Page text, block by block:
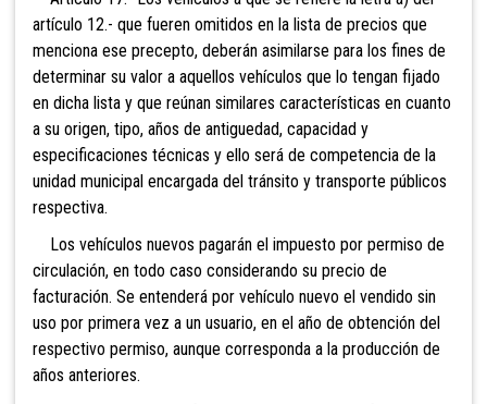
artículo 12.- que fueren omitidos en la lista de precios que
menciona ese precepto, deberán asimilarse para los fines de
determinar su valor a aquellos vehículos que lo tengan fijado
en dicha lista y que reúnan similares características en cuanto
a su origen, tipo, años de antiguedad, capacidad y
especificaciones técnicas y ello será de competencia de la
unidad municipal encargada del tránsito y transporte públicos
respectiva.
Los vehículos nuevos pagarán el impuesto por permiso de
circulación, en todo caso considerando su precio de
facturación. Se entenderá por vehículo nuevo el vendido sin
uso por primera vez a un usuario, en el año de obtención del
respectivo permiso, aunque corresponda a la producción de
años anteriores.